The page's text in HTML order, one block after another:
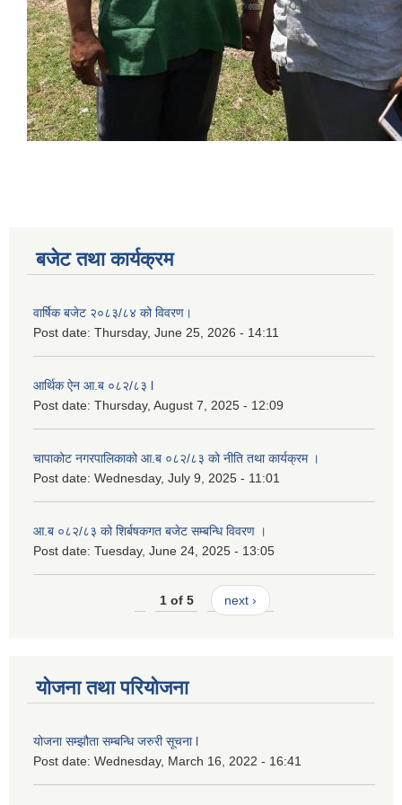
बजेट तथा कार्यक्रम
वार्षिक बजेट २०८३/८४ को विवरण।
Post date: Thursday, June 25, 2026 - 14:11
आर्थिक ऐन आ.ब ०८२/८३ l
Post date: Thursday, August 7, 2025 - 12:09
चापाकोट नगरपालिकाको आ.ब ०८२/८३ को नीति तथा कार्यक्रम ।
Post date: Wednesday, July 9, 2025 - 11:01
आ.ब ०८२/८३ को शिर्बषकगत बजेट सम्बन्धि विवरण ।
Post date: Tuesday, June 24, 2025 - 13:05
1 of 5 next ›
योजना तथा परियोजना
योजना सम्झौता सम्बन्धि जरुरी सूचना l
Post date: Wednesday, March 16, 2022 - 16:41